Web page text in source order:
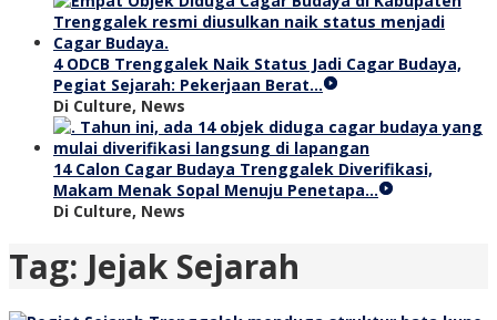
4 ODCB Trenggalek Naik Status Jadi Cagar Budaya,
Pegiat Sejarah: Pekerjaan Berat…
Di Culture, News
14 Calon Cagar Budaya Trenggalek Diverifikasi,
Makam Menak Sopal Menuju Penetapa…
Di Culture, News
Tag: Jejak Sejarah